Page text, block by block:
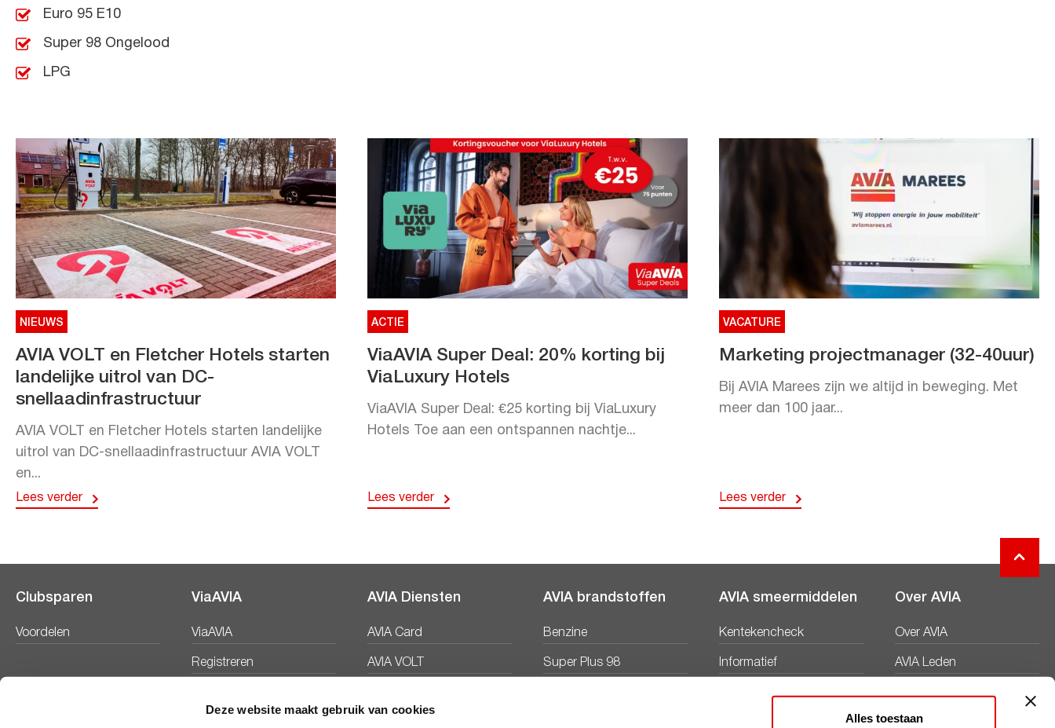
Deze website maakt gebruik van cookies
Alles toestaan
Euro 95 E10
Super 98 Ongelood
LPG
NIEUWS
AVIA VOLT en Fletcher Hotels starten
landelijke uitrol van DC-
snellaadinfrastructuur
AVIA VOLT en Fletcher Hotels starten landelijke
uitrol van DC-snellaadinfrastructuur AVIA VOLT
en...
Lees verder
ACTIE
ViaAVIA Super Deal: 20% korting bij
ViaLuxury Hotels
ViaAVIA Super Deal: €25 korting bij ViaLuxury
Hotels Toe aan een ontspannen nachtje...
Lees verder
VACATURE
Marketing projectmanager (32-40uur)
Bij AVIA Marees zijn we altijd in beweging. Met
meer dan 100 jaar...
Lees verder
Clubsparen
Voordelen
ViaAVIA
ViaAVIA
Registreren
AVIA Diensten
AVIA Card
AVIA VOLT
AVIA brandstoffen
Benzine
Super Plus 98
AVIA smeermiddelen
Kentekencheck
Informatief
Productbladen
Over AVIA
Over AVIA
AVIA Leden
Nieuws
Duurzaamheid